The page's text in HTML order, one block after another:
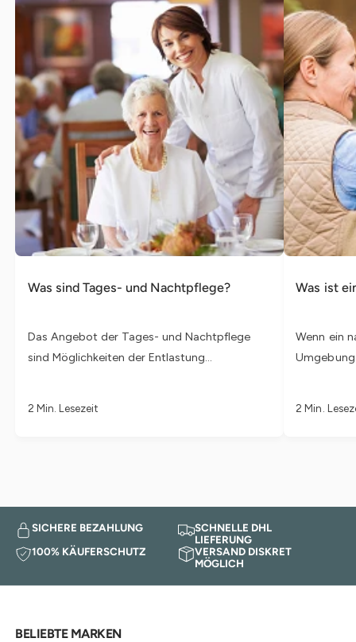
Was sind Tages- und Nachtpflege?
Das Angebot der Tages- und Nachtpflege
sind Möglichkeiten der Entlastung...
2 Min. Lesezeit
Was ist
Wenn ein
Umgebung
2 Min.
SICHERE BEZAHLUNG
SCHNELLE DHL
LIEFERUNG
100% KÄUFERSCHUTZ
VERSAND DISKRET
MÖGLICH
BELIEBTE MARKEN